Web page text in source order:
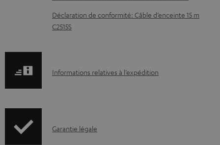
e
n
t
é
Déclaration de conformité: Câble d’enceinte 15 m
C2515S
I
r
Informations relatives à l’expédition
IGarantie légale